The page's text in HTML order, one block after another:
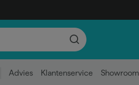
Advies Klantenservice Showroom